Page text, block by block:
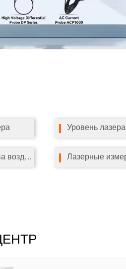
Уровень лазера
Монитор качества воздуха